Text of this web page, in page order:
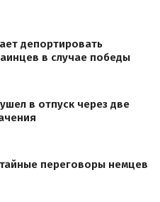
депортировать
в случае победы
в отпуск через две
переговоры немцев